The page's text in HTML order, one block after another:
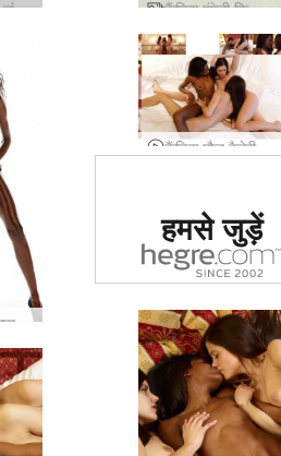
कैंडिस एंगेली किकी वैलेरी थाई गार्डन
Hegre.com जंगली वेब कैम संकलन
दुनिया में #1 कामुक
साइट का दर्जा दिया
गया
हमसे जुड़ें